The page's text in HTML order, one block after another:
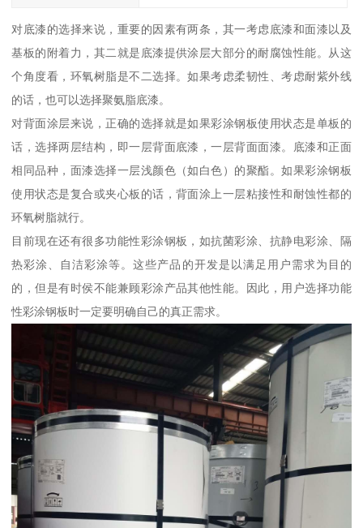
对底漆的选择来说，重要的因素有两条，其一考虑底漆和面漆以及
基板的附着力，其二就是底漆提供涂层大部分的耐腐蚀性能。从这
个角度看，环氧树脂是不二选择。如果考虑柔韧性、考虑耐紫外线
的话，也可以选择聚氨脂底漆。
对背面涂层来说，正确的选择就是如果彩涂钢板使用状态是单板的
话，选择两层结构，即一层背面底漆，一层背面面漆。底漆和正面
相同品种，面漆选择一层浅颜色（如白色）的聚酯。如果彩涂钢板
使用状态是复合或夹心板的话，背面涂上一层粘接性和耐蚀性都的
环氧树脂就行。
目前现在还有很多功能性彩涂钢板，如抗菌彩涂、抗静电彩涂、隔
热彩涂、自洁彩涂等。这些产品的开发是以满足用户需求为目的
的，但是有时侯不能兼顾彩涂产品其他性能。因此，用户选择功能
性彩涂钢板时一定要明确自己的真正需求。